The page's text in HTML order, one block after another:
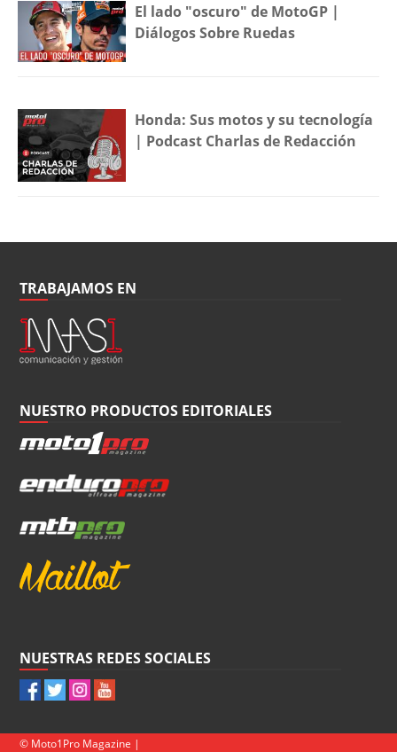
El lado "oscuro" de MotoGP |
Diálogos Sobre Ruedas
Honda: Sus motos y su tecnología
| Podcast Charlas de Redacción
TRABAJAMOS EN
NUESTRO PRODUCTOS EDITORIALES
NUESTRAS REDES SOCIALES
© Moto1Pro Magazine |